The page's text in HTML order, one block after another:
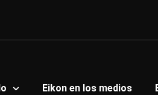
Eikon en los medios